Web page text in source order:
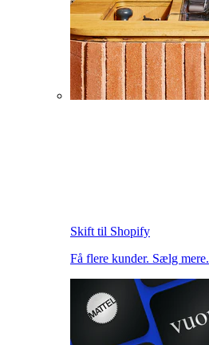
Skift til Shopify
Få flere kunder. Sælg mere.